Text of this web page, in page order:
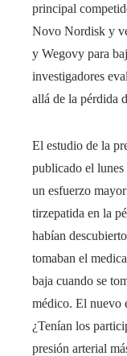
principal
Novo Nordisk y
y Wegovy para
investigadores
allá de la pérdida
El estudio de la
publicado el
un esfuerzo
tirzepatida en la
habían
tomaban el
baja cuando se
médico. El nuevo
¿Tenían los
presión arterial